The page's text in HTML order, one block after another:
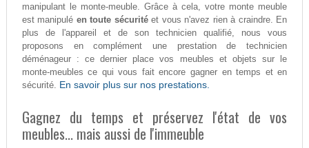
manipulant le monte-meuble. Grâce à cela, votre monte meuble
est manipulé en toute sécuritéet vous n'avez rien à craindre. En
plus de l'appareil et de son technicien qualifié, nous vous
proposons en complément une prestation de technicien
déménageur : ce dernier place vos meubles et objets sur le
monte-meubles ce qui vous fait encore gagner en temps et en
sécurité. En savoir plus sur nos prestations.
Gagnez du temps et préservez l'état de vos
meubles... mais aussi de l'immeuble